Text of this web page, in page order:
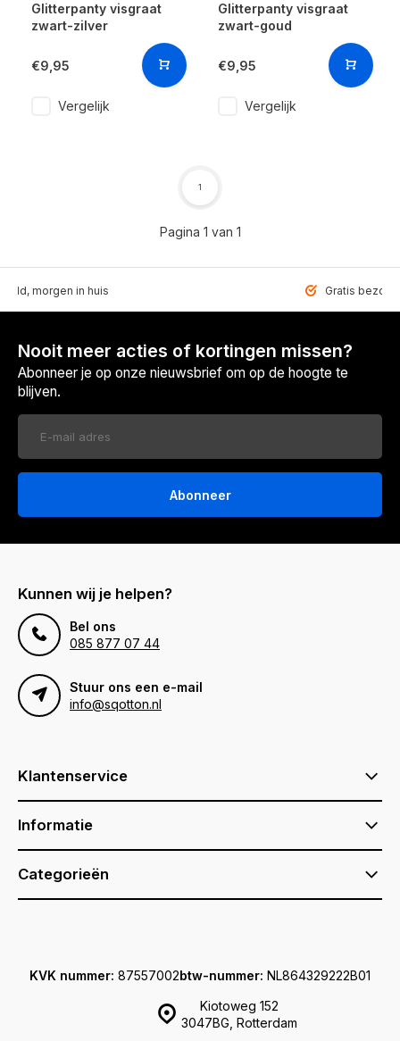
Glitterpanty visgraat
zwart-zilver
€9,95
Vergelijk
Glitterpanty visgraat
zwart-goud
€9,95
Vergelijk
Pagina 1 van 1
1
morgen in huis Gratis
Nooit meer acties of kortingen missen?
Abonneer je op onze nieuwsbrief om op de hoogte te
blijven.
Abonneer
Kunnen wij je helpen?
Bel ons
085 877 07 44
Stuur ons een e-mail
info@sqotton.nl
Klantenservice
Informatie
Categorieën
Kiotoweg 152
3047BG, Rotterdam
KVK nummer: 87557002btw-nummer: NL864329222B01